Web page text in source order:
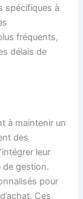
spécifiques à
fréquents,
délais de
à maintenir un
des
leur
de gestion.
pour
Ces